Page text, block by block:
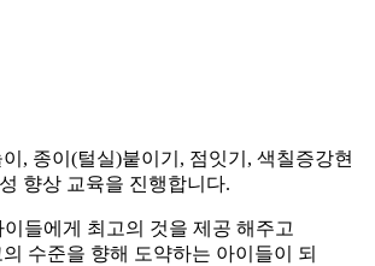
, 종이(털실)붙이기, 점잇기, 색칠증강현
향상 교육을 진행합니다.
들에게 최고의 것을 제공 해주고
수준을 향해 도약하는 아이들이 되